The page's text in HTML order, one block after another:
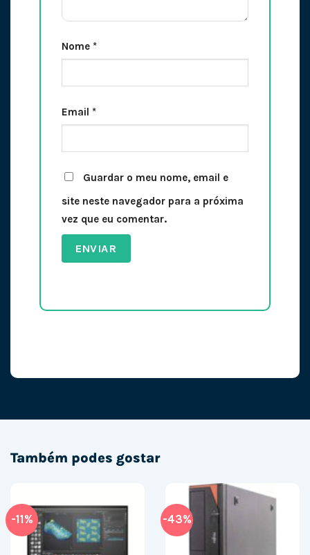
Nome *
Email *
Guardar o meu nome, email e
site neste navegador para a próxima
vez que eu comentar.
Também podes gostar
-11% -43%